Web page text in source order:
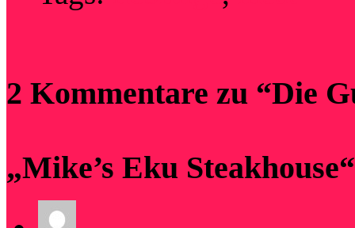
2 Kommentare zu “Die
„Mike’s Eku